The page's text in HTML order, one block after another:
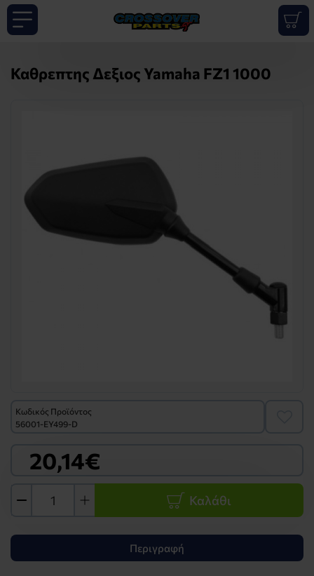
Καθρεπτης Δεξιος Yamaha FZ1 1000
Κωδικός Προϊόντος
56001-EY499-D
20,14€
Καλάθι
Περιγραφή